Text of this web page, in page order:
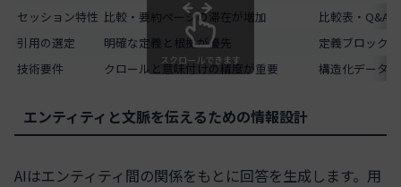
セッション特性 比較・要約ページの滞在が増加
比較表・Q&A
引用の選定
明確な定義と根拠が優先
定義ブロック
技術要件
クロールと意味付けの精度が重要 構造化データ
スクロールできます
エンティティと文脈を伝えるための情報設計
AIはエンティティ間の関係をもとに回答を生成します。用